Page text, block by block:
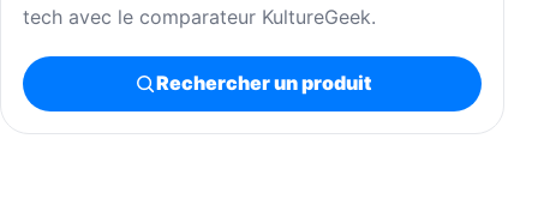
tech avec le comparateur KultureGeek.
Rechercher un produit